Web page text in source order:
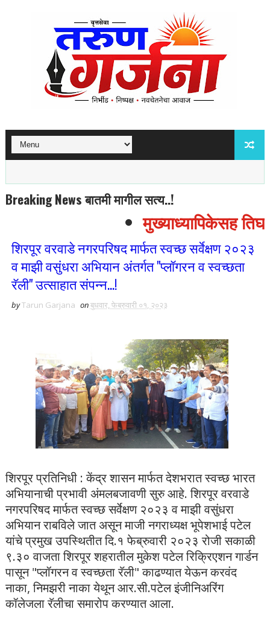
Breaking News बातमी मागील सत्य..!
मुख्याध्यापिकेसह
शिरपूर वरवाडे नगरपरिषद मार्फत स्वच्छ सर्वेक्षण २०२३
व माझी वसुंधरा अभियान अंतर्गत "प्लॉगरन व स्वच्छता
रॅली" उत्साहात संपन्न...!
byTarun Garjana onबुधवार, फेब्रुवारी ०१, २०२३
शिरपूर प्रतिनिधी : केंद्र शासन मार्फत देशभरात स्वच्छ भारत
अभियानाची प्रभावी अंमलबजावणी सुरु आहे. शिरपूर वरवाडे
नगरपरिषद मार्फत स्वच्छ सर्वेक्षण २०२३ व माझी वसुंधरा
अभियान राबविले जात असून माजी नगराध्यक्ष भूपेशभाई पटेल
यांचे प्रमुख उपस्थितीत दि.१ फेब्रुवारी २०२३ रोजी सकाळी
९.३० वाजता शिरपूर शहरातील मुकेश पटेल रिक्रिएशन गार्डन
पासून "प्लॉगरन व स्वच्छता रॅली" काढण्यात येऊन करवंद
नाका, निमझरी नाका येथून आर.सी.पटेल इंजीनिअरिंग
कॉलेजला रॅलीचा समारोप करण्यात आला.